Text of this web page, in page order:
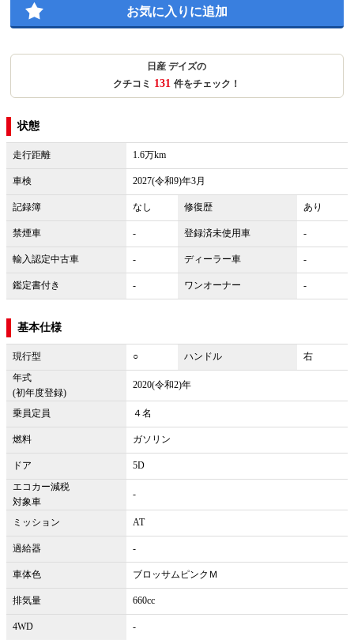
お気に入りに追加
日産 デイズの
クチコミ 131 件をチェック！
状態
走行距離 1.6万km
車検 2027(令和9)年3月
記録簿 なし 修復歴 あり
禁煙車 - 登録済未使用車 -
輸入認定中古車 - ディーラー車 -
鑑定書付き - ワンオーナー -
基本仕様
現行型 ○ ハンドル
右
年式
(初年度登録)
2020(令和2)年
乗員定員 ４名
燃料 ガソリン
ドア
5D
エコカー減税
対象車
-
ミッション AT
過給器 -
車体色 ブロッサムピンクＭ
排気量 660cc
4WD -